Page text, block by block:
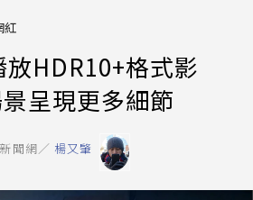
紅
HDR10+格式影
呈現更多細節
聞網／ 楊又肇